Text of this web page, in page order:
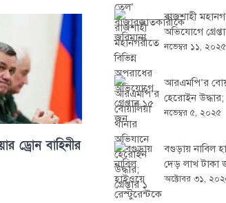
ড্রোন বাহিনীর
রাজশাহী
অভিযোগে
নভেম্বর ১১, ২০২৫
আরএমপি’র
হেরোইন উদ্ধার;
নভেম্বর ৫, ২০২৫
বগুড়ায় নাবিল
দেড় লাখ টাকা
অক্টোবর ৩১,